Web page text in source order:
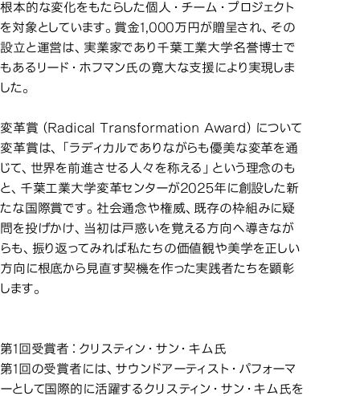
根本的な変化をもたらした個人・チーム・プロジェクト
を対象としています。賞金1,000万円が贈呈され、その
設立と運営は、実業家であり千葉工業大学名誉博士で
もあるリード・ホフマン氏の寛大な支援により実現しま
した。
変革賞（Radical Transformation Award）について
変革賞は、「ラディカルでありながらも優美な変革を通
じて、世界を前進させる人々を称える」という理念のも
と、千葉工業大学変革センターが2025年に創設した新
たな国際賞です。社会通念や権威、既存の枠組みに疑
問を投げかけ、当初は戸惑いを覚える方向へ導きなが
らも、振り返ってみれば私たちの価値観や美学を正しい
方向に根底から見直す契機を作った実践者たちを顕彰
します。
第1回受賞者：クリスティン・サン・キム氏
第1回の受賞者には、サウンドアーティスト・パフォーマ
ーとして国際的に活躍するクリスティン・サン・キム氏を